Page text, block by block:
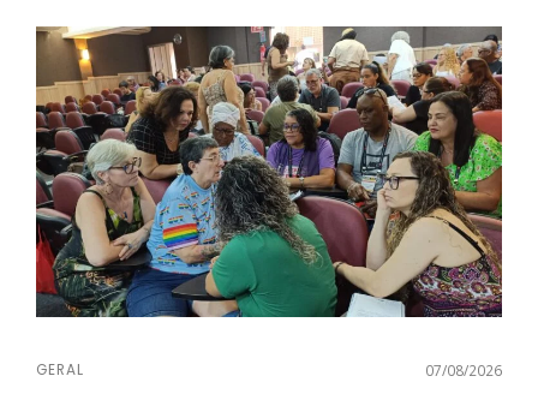
GERAL 07/08/2026